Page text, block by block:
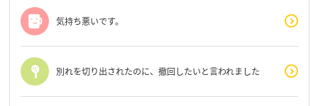
気持ち悪いです。
別れを切り出されたのに、撤回したいと言われました